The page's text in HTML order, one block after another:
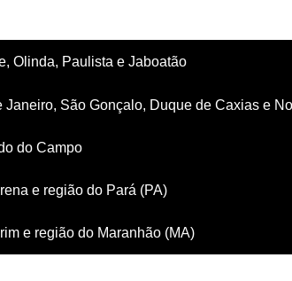
Olinda, Paulista e Jaboatão
Janeiro, São Gonçalo, Duque de Caxias e
do Campo
e região do Pará (PA)
e região do Maranhão (MA)